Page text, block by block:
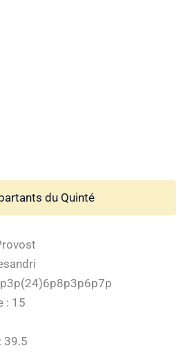
du Quinté
: 15
39.5